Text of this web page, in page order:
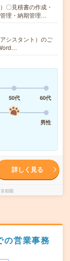
〇見積書の作成・
理・納期管理…
シスタント）のご
50代
60代
男性
詳しく見る
都圏
の営業事務